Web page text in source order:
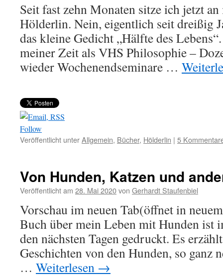
Seit fast zehn Monaten sitze ich jetzt
Hölderlin. Nein, eigentlich seit dreißig
das kleine Gedicht „Hälfte des
meiner Zeit als VHS Philosophie –
wieder Wochenendseminare …
Follow
Veröffentlicht unterAllgemein, Bücher, Hölderlin | 5
Von Hunden, Katzen und
Veröffentlicht am 28. Mai 2020von Gerhardt Staufenbiel
Vorschau im neuen Tab(öffnet in
Buch über mein Leben mit Hunden ist
den nächsten Tagen gedruckt. Es
Geschichten von den Hunden, so ganz
… Weiterlesen →